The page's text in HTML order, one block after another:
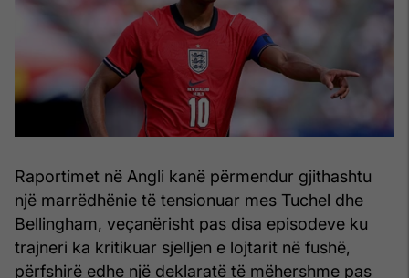
Raportimet në Angli kanë përmendur gjithashtu
një marrëdhënie të tensionuar mes Tuchel dhe
Bellingham, veçanërisht pas disa episodeve ku
trajneri ka kritikuar sjelljen e lojtarit në fushë,
përfshirë edhe një deklaratë të mëhershme pas